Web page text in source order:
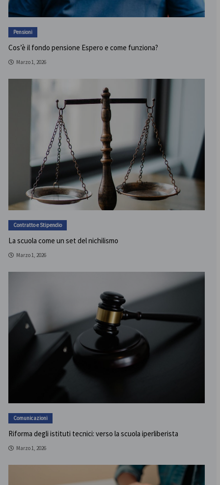
Pensioni
Cos’è il fondo pensione Espero e come funziona?
Marzo 1, 2026
Contratto e Stipendio
La scuola come un set del nichilismo
Marzo 1, 2026
Comunicazioni
Riforma degli istituti tecnici: verso la scuola iperliberista
Marzo 1, 2026